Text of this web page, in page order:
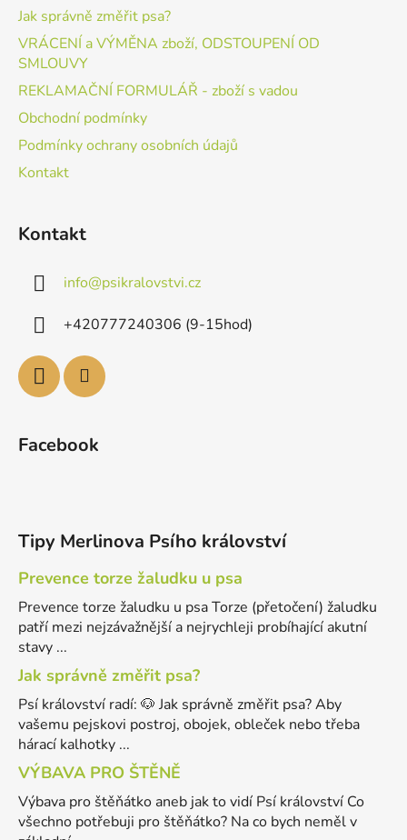
Jak správně změřit psa?
VRÁCENÍ a VÝMĚNA zboží, ODSTOUPENÍ OD
SMLOUVY
REKLAMAČNÍ FORMULÁŘ - zboží s vadou
Obchodní podmínky
Podmínky ochrany osobních údajů
Kontakt
Kontakt
info@psikralovstvi.cz
+420777240306 (9-15hod)
Facebook
Tipy Merlinova Psího království
Prevence torze žaludku u psa
Prevence torze žaludku u psa Torze (přetočení) žaludku
patří mezi nejzávažnější a nejrychleji probíhající akutní
stavy ...
Jak správně změřit psa?
Psí království radí: 🐶 Jak správně změřit psa? Aby
vašemu pejskovi postroj, obojek, obleček nebo třeba
hárací kalhotky ...
VÝBAVA PRO ŠTĚNĚ
Výbava pro štěňátko aneb jak to vidí Psí království Co
všechno potřebuji pro štěňátko? Na co bych neměl v